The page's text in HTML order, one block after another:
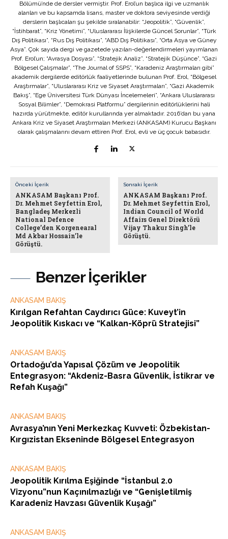
Benzer İçerikler
ANKASAM BAKIŞ
Kırılgan Refahtan Caydırıcı Güce: Kuveyt’in
Jeopolitik Kıskacı ve “Kalkan-Köprü Stratejisi”
ANKASAM BAKIŞ
Ortadoğu’da Yapısal Çözüm ve Jeopolitik
Entegrasyon: “Akdeniz-Basra Güvenlik, İstikrar ve
Refah Kuşağı”
ANKASAM BAKIŞ
Avrasya’nın Yeni Merkezkaç Kuvveti: Özbekistan-
Kırgızistan Ekseninde Bölgesel Entegrasyon
ANKASAM BAKIŞ
Jeopolitik Kırılma Eşiğinde “İstanbul 2.0
Vizyonu”nun Kaçınılmazlığı ve “Genişletilmiş
Karadeniz Havzası Güvenlik Kuşağı”
ANKASAM BAKIŞ
Bölümü’nde de dersler vermiştir. Prof. Erol’un başlıca ilgi ve uzmanlık
alanları ve bu kapsamda lisans, master ve doktora seviyesinde verdiği
derslerin başlıcaları şu şekilde sıralanabilir: “Jeopolitik”, “Güvenlik”,
“İstihbarat”, “Kriz Yönetimi”, “Uluslararası İlişkilerde Güncel Sorunlar”, “Türk
Dış Politikası”, “Rus Dış Politikası”, “ABD Dış Politikası”, “Orta Asya ve Güney
Asya”. Çok sayıda dergi ve gazetede yazıları-değerlendirmeleri yayımlanan
Prof. Erol’un; “Avrasya Dosyası”, “Stratejik Analiz”, “Stratejik Düşünce”, “Gazi
Bölgesel Çalışmalar”, “The Journal of SSPS”, “Karadeniz Araştırmaları gibi”
akademik dergilerde editörlük faaliyetlerinde bulunan Prof. Erol, “Bölgesel
Araştırmalar”, “Uluslararası Kriz ve Siyaset Araştırmaları”, “Gazi Akademik
Bakış”, “Ege Üniversitesi Türk Dünyası İncelemeleri”, “Ankara Uluslararası
Sosyal Bilimler”, “Demokrasi Platformu” dergilerinin editörlüklerini hali
hazırda yürütmekte, editör kurullarında yer almaktadır. 2016’dan bu yana
Ankara Kriz ve Siyaset Araştırmaları Merkezi (ANKASAM) Kurucu Başkanı
olarak çalışmalarını devam ettiren Prof. Erol, evli ve üç çocuk babasıdır.
Önceki İçerik
ANKASAM Başkanı Prof.
Dr. Mehmet Seyfettin Erol,
Bangladeş Merkezli
National Defence
College’den Korgenearal
Md Akbar Hossain’le
Görüştü.
Sonraki İçerik
ANKASAM Başkanı Prof.
Dr. Mehmet Seyfettin Erol,
Indian Council of World
Affairs Genel Direktörü
Vijay Thakur Singh’le
Görüştü.